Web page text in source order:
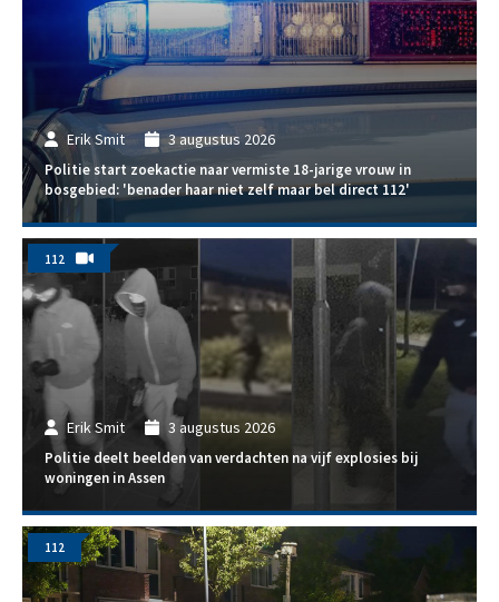
Erik Smit 3 augustus 2026
Politie start zoekactie naar vermiste 18-jarige vrouw in
bosgebied: 'benader haar niet zelf maar bel direct 112'
Erik Smit 3 augustus 2026
Politie deelt beelden van verdachten na vijf explosies bij
woningen in Assen
112
112